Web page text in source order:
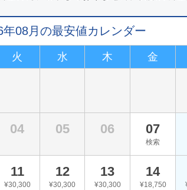
年08月の最安値カレンダー
火 水 木 金
04 05 06 07
検索
11
¥30,300
12
¥30,300
13
¥30,300
14
¥18,750